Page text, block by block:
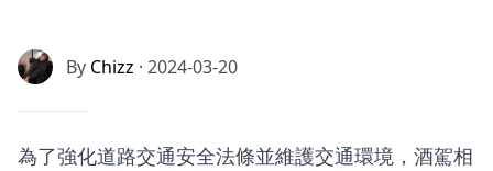
By Chizz · 2024-03-20
為了強化道路交通安全法條並維護交通環境，酒駕相